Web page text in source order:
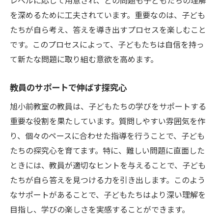
を深めるために工夫されています。重要なのは、子ども
たちが自ら考え、答えを導き出すプロセスを楽しむこと
です。このプロセスによって、子どもたちは自信を持っ
て新たな問題に取り組む意欲を高めます。
教員のサポートで伸ばす探究心
旭小前教室の教員は、子どもたちの学びをサポートする
重要な役割を果たしています。質問しやすい雰囲気を作
り、個々のペースに合わせた指導を行うことで、子ども
たちの探究心を育てます。特に、難しい問題に直面した
ときには、教員が適切なヒントを与えることで、子ども
たちが自ら答えを見つける力を引き出します。このよう
なサポートがあることで、子どもたちはより深い理解を
目指し、学びの楽しさを実感することができます。